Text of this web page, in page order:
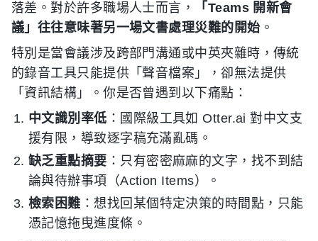
落差。對於許多職場人士而言，
「Teams 開新會
議」往往意味著另一場文書處理災難的開始 。
特別是當會議涉及跨部門溝通或中英夾雜時，傳統
的錄音工具只能提供「聲音檔案」，卻無法提供
「資訊結構」。你是否曾遇到以下痛點：
中文識別率低 ：國際級工具如 Otter.ai 對中文支
援有限，導致逐字稿充滿亂碼。
缺乏重點摘要 ：只有密密麻麻的文字，找不到結
論與待辦事項（Action Items）。
檢索困難 ：想找回某個特定決策的時間點，只能
憑記憶拖曳進度條。